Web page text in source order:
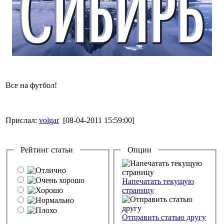
Все на футбол!
Прислал: volgar [08-04-2011 15:59:00]
Рейтинг статьи Опции
Напечатать текущую
страницу
Отправить статью другу